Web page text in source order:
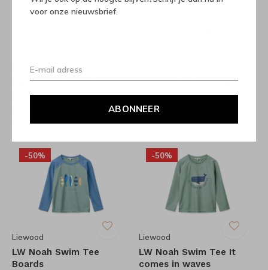
voor onze nieuwsbrief.
ABONNEER
Liewood
LW Tenley Swim Tee
Peach
LW Manilla Swim Pants
Peach
€16,00
-50%
Liewood
LW Noah Swim Tee
Boards
-50%
Liewood
LW Noah Swim Tee It
comes in waves